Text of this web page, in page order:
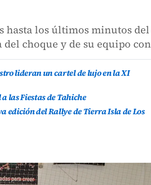
hasta los últimos minutos
choque y de su equipo
lideran un cartel de lujo en la XI
las Fiestas de Tahiche
edición del Rallye de Tierra Isla de Los